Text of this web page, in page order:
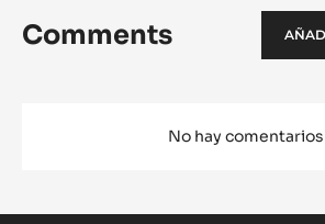
Comments
No hay comentarios